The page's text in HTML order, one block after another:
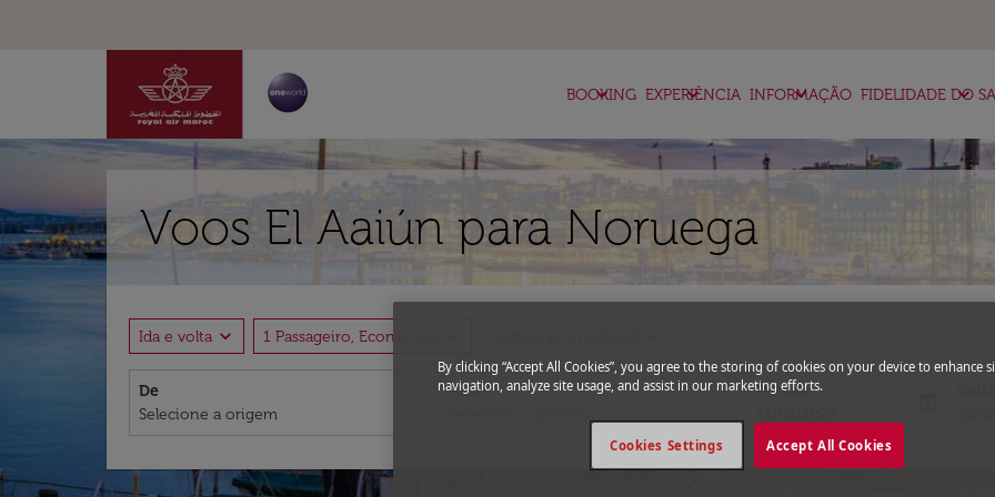
BOOKING
keyboard_arrow_down EXPERIÊNCIA
keyboard_arrow_down INFORMAÇÃO
keyboard_arrow_down FIDELIDADE DO
keyboard_arrow_down
Voos El Aaiún para Noruega
Ida e volta expand_more 1 Passageiro, Econômica
De Para
Partida
fc-
By clicking “Accept All Cookies”, you agree to the storing of cookies on your device to enhance
navigation, analyze site usage, and assist in our marketing efforts.
Accept All Cookies
Cookies Settings